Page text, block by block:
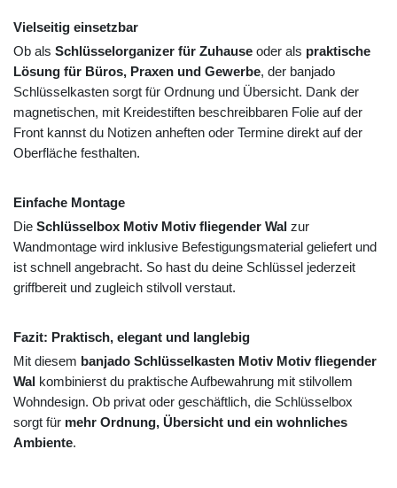
Vielseitig einsetzbar
Ob als Schlüsselorganizer für Zuhause oder als praktische
Lösung für Büros, Praxen und Gewerbe, der banjado
Schlüsselkasten sorgt für Ordnung und Übersicht. Dank der
magnetischen, mit Kreidestiften beschreibbaren Folie auf der
Front kannst du Notizen anheften oder Termine direkt auf der
Oberfläche festhalten.
Einfache Montage
Die Schlüsselbox Motiv Motiv fliegender Wal zur
Wandmontage wird inklusive Befestigungsmaterial geliefert und
ist schnell angebracht. So hast du deine Schlüssel jederzeit
griffbereit und zugleich stilvoll verstaut.
Fazit: Praktisch, elegant und langlebig
Mit diesem banjado Schlüsselkasten Motiv Motiv fliegender
Wal kombinierst du praktische Aufbewahrung mit stilvollem
Wohndesign. Ob privat oder geschäftlich, die Schlüsselbox
sorgt für mehr Ordnung, Übersicht und ein wohnliches
Ambiente.